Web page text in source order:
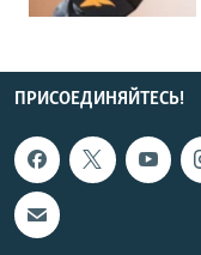
ПРИСОЕДИНЯЙТЕСЬ!